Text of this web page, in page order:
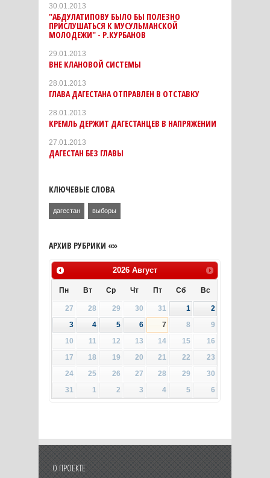
30.01.2013
"АБДУЛАТИПОВУ БЫЛО БЫ ПОЛЕЗНО
ПРИСЛУШАТЬСЯ К МУСУЛЬМАНСКОЙ
МОЛОДЕЖИ" - Р.КУРБАНОВ
29.01.2013
ВНЕ КЛАНОВОЙ СИСТЕМЫ
28.01.2013
ГЛАВА ДАГЕСТАНА ОТПРАВЛЕН В ОТСТАВКУ
28.01.2013
КРЕМЛЬ ДЕРЖИТ ДАГЕСТАНЦЕВ В НАПРЯЖЕНИИ
27.01.2013
ДАГЕСТАН БЕЗ ГЛАВЫ
КЛЮЧЕВЫЕ СЛОВА
дагестан выборы
АРХИВ РУБРИКИ «»
2026 Август
Пн Вт Ср Чт Пт Сб Вс
27 28 29 30 31 1
2
3
4 5 6 7 8
9
10
11 12 13 14 15
16
17
18 19 20 21 22
23
24
25 26 27 28 29
30
31
1 2 3 4 5 6
О ПРОЕКТЕ